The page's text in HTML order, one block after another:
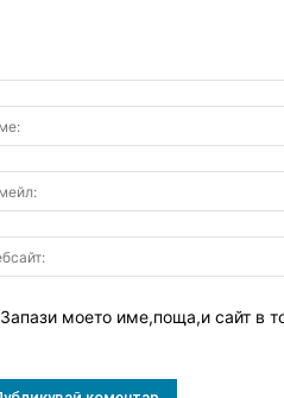
Запази моето име,поща,и сайт в